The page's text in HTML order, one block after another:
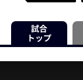
試合
トップ